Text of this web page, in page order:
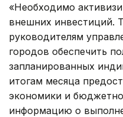
«Необходимо
внешних инвестиций.
руководителям
городов обеспечить
запланированных
итогам месяца
экономики и
информацию о